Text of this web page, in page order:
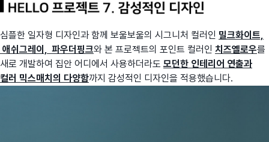
심플한 일자형 디자인과 함께 보울보울의 시그니처 컬러인 밀크화이트,
애쉬그레이, 파우더핑크와 본 프로젝트의 포인트 컬러인 치즈옐로우를
새로 개발하여 집안 어디에서 사용하더라도 모던한 인테리어 연출과
컬러 믹스매치의 다양함까지 감성적인 디자인을 적용했습니다.